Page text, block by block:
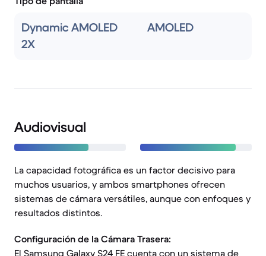
Dynamic AMOLED
2X
AMOLED
Audiovisual
La capacidad fotográfica es un factor decisivo para
muchos usuarios, y ambos smartphones ofrecen
sistemas de cámara versátiles, aunque con enfoques y
resultados distintos.
Configuración de la Cámara Trasera:
El Samsung Galaxy S24 FE cuenta con un sistema de